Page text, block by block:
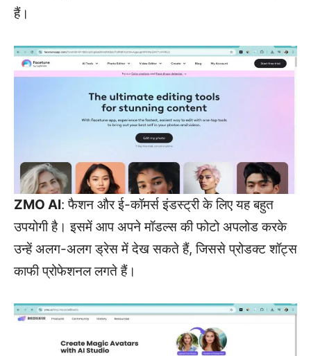
हैं।
ZMO AI: फैशन और ई-कॉमर्स इंडस्ट्री के लिए यह बहुत
उपयोगी है। इसमें आप अपने मॉडल्स की फोटो अपलोड करके
उन्हें अलग-अलग ड्रेस में देख सकते हैं, जिससे प्रोडक्ट शॉट्स
काफी प्रोफेशनल लगते हैं।